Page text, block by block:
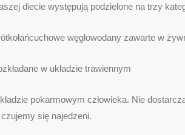
diecie występują podzielone na trzy
węglowodany zawarte w
w układzie trawiennym
pokarmowym człowieka. Nie
się najedzeni.